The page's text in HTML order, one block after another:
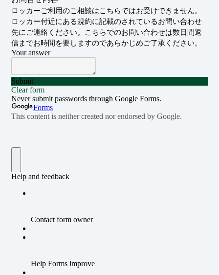
会社情報
企業理念
バリュー（行動指針）
ニュース
よくあるご質問